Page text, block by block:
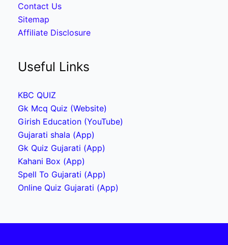
Contact Us
Sitemap
Affiliate Disclosure
Useful Links
KBC QUIZ
Gk Mcq Quiz (Website)
Girish Education (YouTube)
Gujarati shala (App)
Gk Quiz Gujarati (App)
Kahani Box (App)
Spell To Gujarati (App)
Online Quiz Gujarati (App)